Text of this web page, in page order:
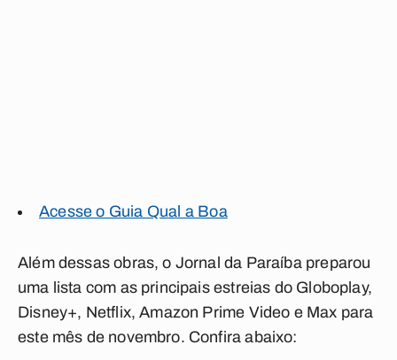
Acesse o Guia Qual a Boa
Além dessas obras, o Jornal da Paraíba preparou
uma lista com as principais estreias do Globoplay,
Disney+, Netflix, Amazon Prime Video e Max para
este mês de novembro. Confira abaixo: